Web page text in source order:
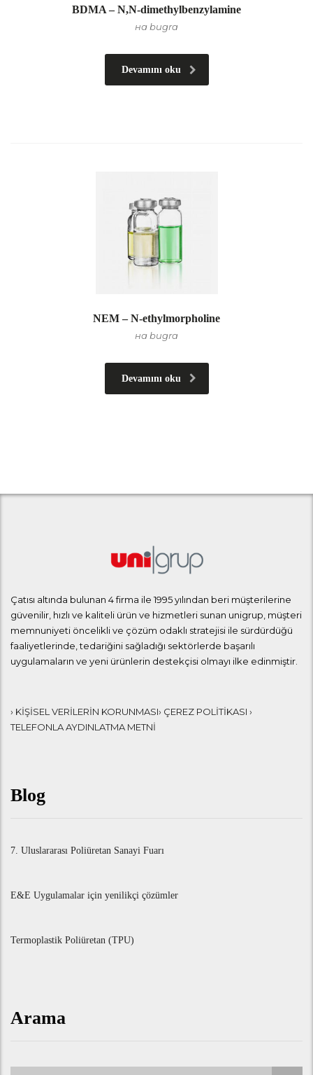
BDMA – N,N-dimethylbenzylamine
на bugra
Devamını oku
NEM – N-ethylmorpholine
на bugra
Devamını oku
Çatısı altında bulunan 4 firma ile 1995 yılından beri müşterilerine
güvenilir, hızlı ve kaliteli ürün ve hizmetleri sunan unigrup, müşteri
memnuniyeti öncelikli ve çözüm odaklı stratejisi ile sürdürdüğü
faaliyetlerinde, tedariğini sağladığı sektörlerde başarılı
uygulamaların ve yeni ürünlerin destekçisi olmayı ilke edinmiştir.
› KİŞİSEL VERİLERİN KORUNMASI› ÇEREZ POLİTİKASI ›
TELEFONLA AYDINLATMA METNİ
Blog
7. Uluslararası Poliüretan Sanayi Fuarı
E&E Uygulamalar için yenilikçi çözümler
Termoplastik Poliüretan (TPU)
Arama